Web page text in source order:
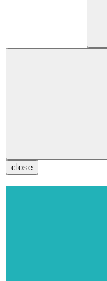
close